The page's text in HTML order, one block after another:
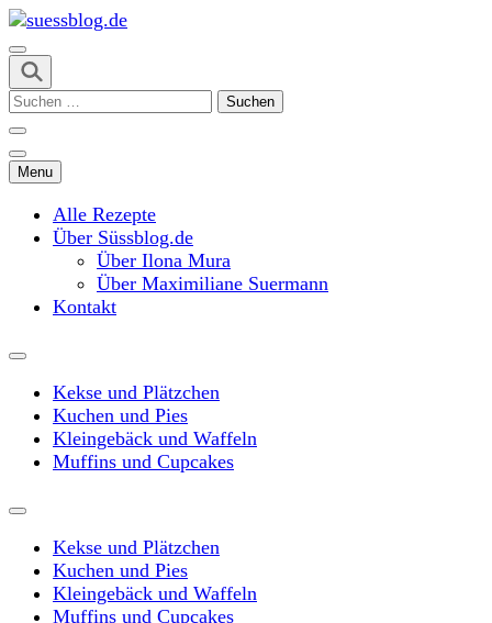
Skip
to
content
(Press
Enter)
suessblog.de
Suchen
Menu
Alle Rezepte
Über Süssblog.de
Über Ilona Mura
Über Maximiliane Suermann
Kontakt
Kekse und Plätzchen
Kuchen und Pies
Kleingebäck und Waffeln
Muffins und Cupcakes
Kekse und Plätzchen
Kuchen und Pies
Kleingebäck und Waffeln
Muffins und Cupcakes